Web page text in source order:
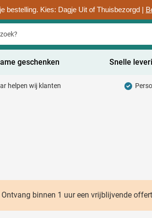
bestelling. Kies: Dagje Uit of Thuisbezorgd |
categorie
geschenken Snelle
helpen wij klanten
binnen 1 uur een vrijblijvende